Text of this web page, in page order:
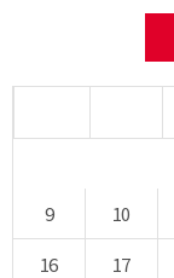
9
10
16
17